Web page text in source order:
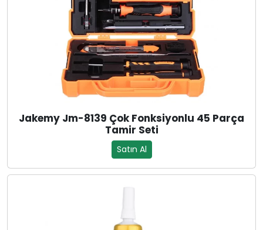
Jakemy Jm-8139 Çok Fonksiyonlu 45 Parça
Tamir Seti
Satın Al